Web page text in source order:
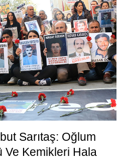
Sarıtaş: Oğlum
Ve Kemikleri Hala